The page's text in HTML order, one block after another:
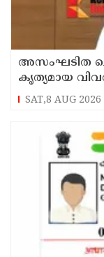
അസംഘടിത
കൃത്യമായ
വി ഡി സതീശൻ
SAT,8 AUG 2026